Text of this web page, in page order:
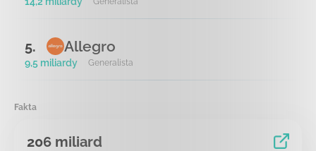
5. Allegro
9,5 miliardy Generalista
Fakta
206 miliard